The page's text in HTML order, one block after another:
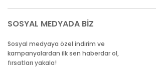
SOSYAL MEDYADA BİZ
Sosyal medyaya özel indirim ve
kampanyalardan ilk sen haberdar ol,
fırsatları yakala!